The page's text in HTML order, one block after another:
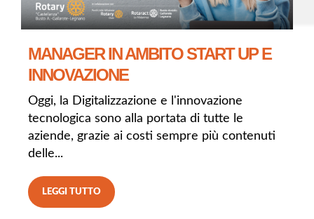
MANAGER IN AMBITO START UP E
INNOVAZIONE
Oggi, la Digitalizzazione e l'innovazione
tecnologica sono alla portata di tutte le
aziende, grazie ai costi sempre più contenuti
delle...
LEGGI TUTTO